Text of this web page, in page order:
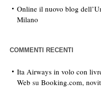
Online il nuovo blog
Milano
COMMENTI RECENTI
Ita Airways in volo con
Web su Booking.com,